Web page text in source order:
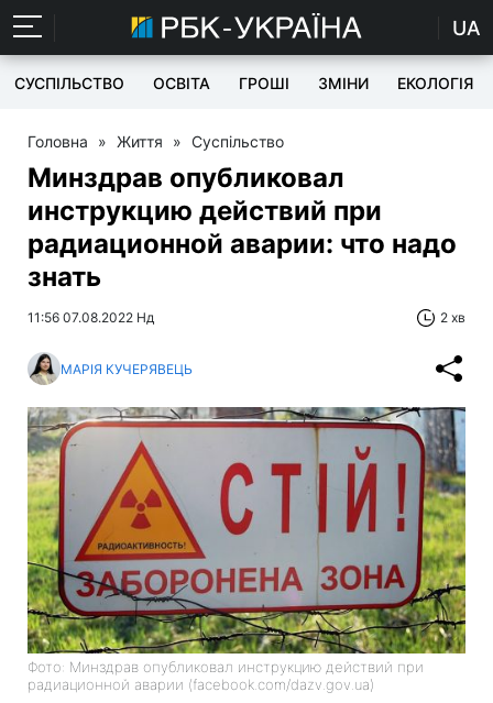
UA
СУСПІЛЬСТВО ОСВІТА ГРОШІ ЗМІНИ ЕКОЛОГІЯ
Головна » Життя » Суспільство
Минздрав опубликовал
инструкцию действий при
радиационной аварии: что надо
знать
11:56 07.08.2022 Нд 2 хв
МАРІЯ КУЧЕРЯВЕЦЬ
Фото: Минздрав опубликовал инструкцию действий при
радиационной аварии (facebook.com/dazv.gov.ua)